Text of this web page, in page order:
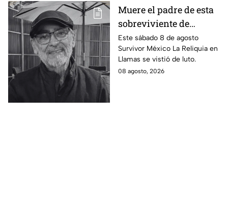
Muere el padre de esta
sobreviviente de
Survivor México La
Reliquia en Llamas
Este sábado 8 de agosto
Survivor México La Reliquia en
Llamas se vistió de luto.
08 agosto, 2026